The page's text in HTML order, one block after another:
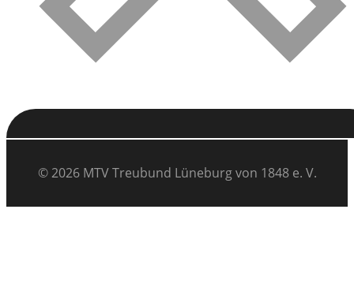
© 2026 MTV Treubund Lüneburg von 1848 e. V.